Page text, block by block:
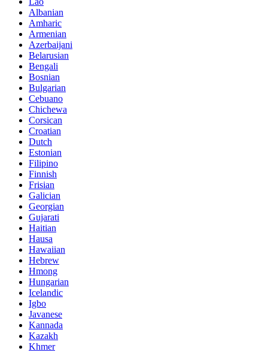
Albanian
Amharic
Armenian
Azerbaijani
Belarusian
Bengali
Bosnian
Bulgarian
Cebuano
Chichewa
Corsican
Croatian
Dutch
Estonian
Filipino
Finnish
Frisian
Galician
Georgian
Gujarati
Haitian
Hausa
Hawaiian
Hebrew
Hmong
Hungarian
Icelandic
Igbo
Javanese
Kannada
Kazakh
Khmer